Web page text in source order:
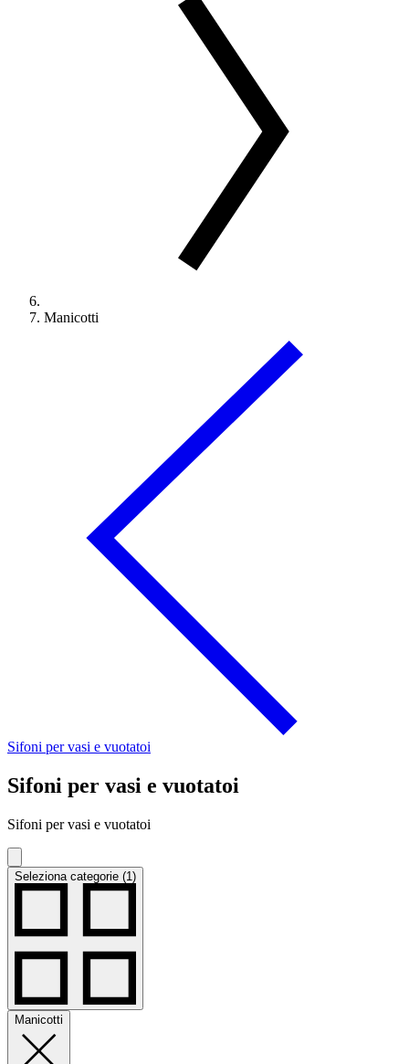
Manicotti
Sifoni per vasi e vuotatoi
Sifoni per vasi e vuotatoi
Sifoni per vasi e vuotatoi
Seleziona categorie (1)
Manicotti